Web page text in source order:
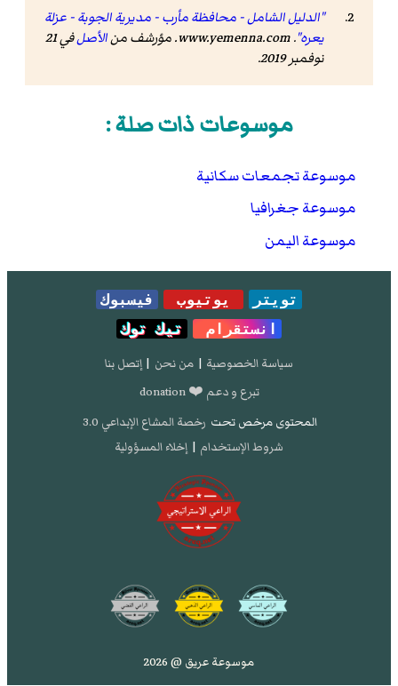
"الدليل الشامل - محافظة مأرب - مديرية الجوبة - عزلة
يعره".
www.yemenna.com. مؤرشف منالأصل
في 21
نوفمبر 2019
.
موسوعات ذات صلة :
موسوعة تجمعات سكانية
موسوعة جغرافيا
موسوعة اليمن
تويتر يوتيوب
فيسبوك
انستقرام
تيك توك
سياسة الخصوصية | من نحن | إتصل بنا
تبرع و دعم ❤️ donation
المحتوى مرخص تحت رخصة المشاع الإبداعي 3.0
شروط الإستخدام | إخلاء المسؤولية
موسوعة عريق @ 2026